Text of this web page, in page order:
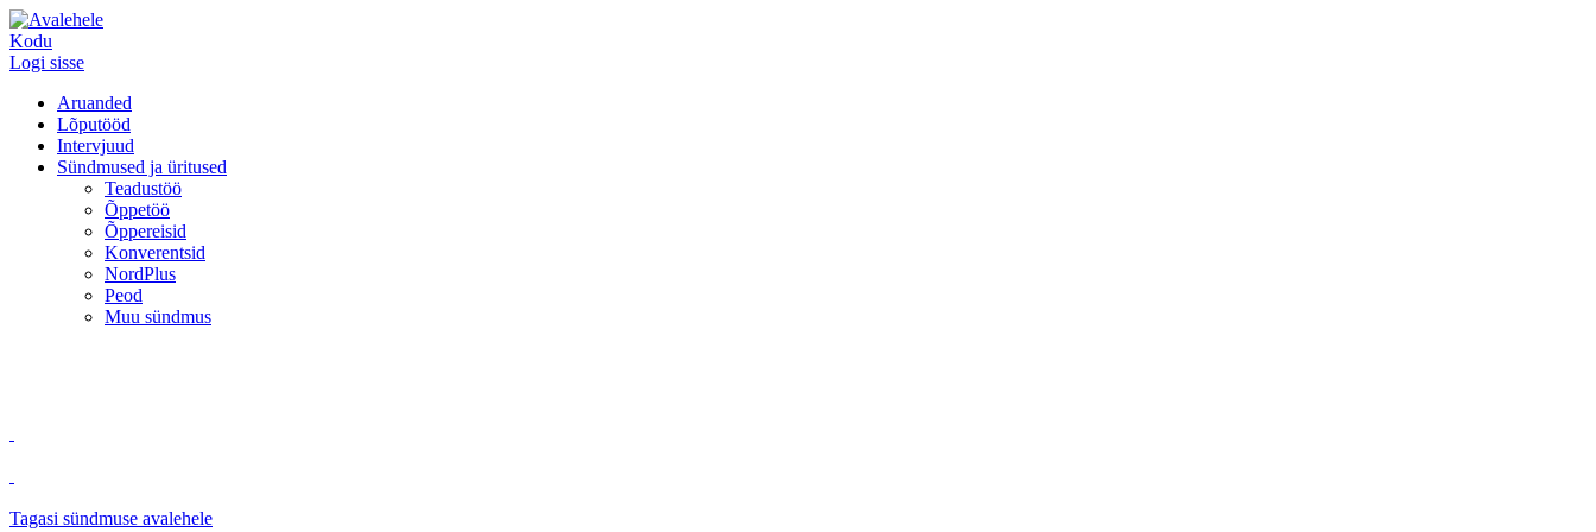
Kodu
Logi sisse
Aruanded
Lõputööd
Intervjuud
Sündmused ja üritused
Teadustöö
Õppetöö
Õppereisid
Konverentsid
NordPlus
Peod
Muu sündmus
Tagasi sündmuse avalehele